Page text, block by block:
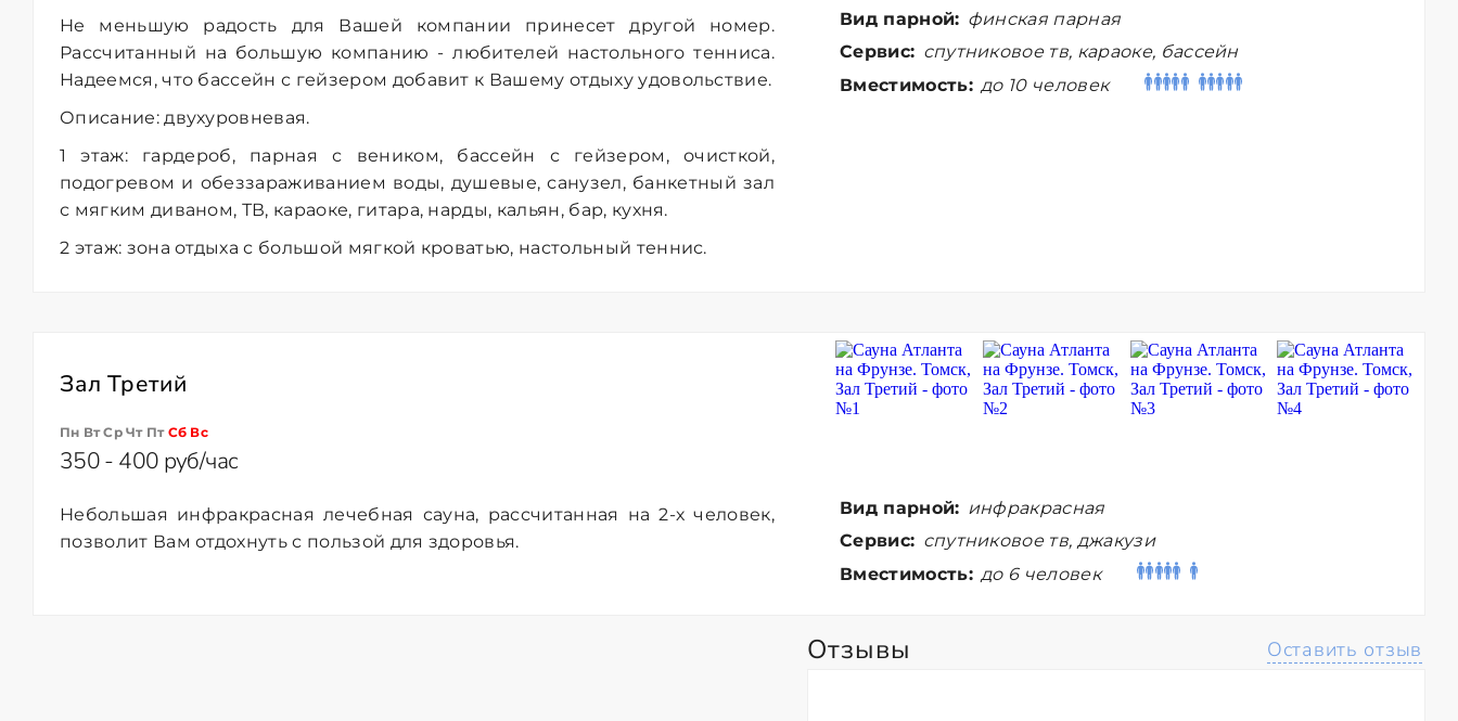
Не меньшую радость для Вашей компании принесет другой номер.
Рассчитанный на большую компанию - любителей настольного тенниса.
Надеемся, что бассейн с гейзером добавит к Вашему отдыху удовольствие.
Описание: двухуровневая.
1 этаж: гардероб, парная с веником, бассейн с гейзером, очисткой,
подогревом и обеззараживанием воды, душевые, санузел, банкетный зал
с мягким диваном, ТВ, караоке, гитара, нарды, кальян, бар, кухня.
2 этаж: зона отдыха с большой мягкой кроватью, настольный теннис.
Вид парной: финская парная
Сервис: спутниковое тв, караоке, бассейн
Вместимость: до 10 человек
Зал Третий
Пн Вт Ср Чт Пт Сб Вс
350 - 400 руб/час
Небольшая инфракрасная лечебная сауна, рассчитанная на 2-х человек,
позволит Вам отдохнуть с пользой для здоровья.
Вид парной: инфракрасная
Сервис: спутниковое тв, джакузи
Вместимость: до 6 человек
Отзывы Оставить отзыв